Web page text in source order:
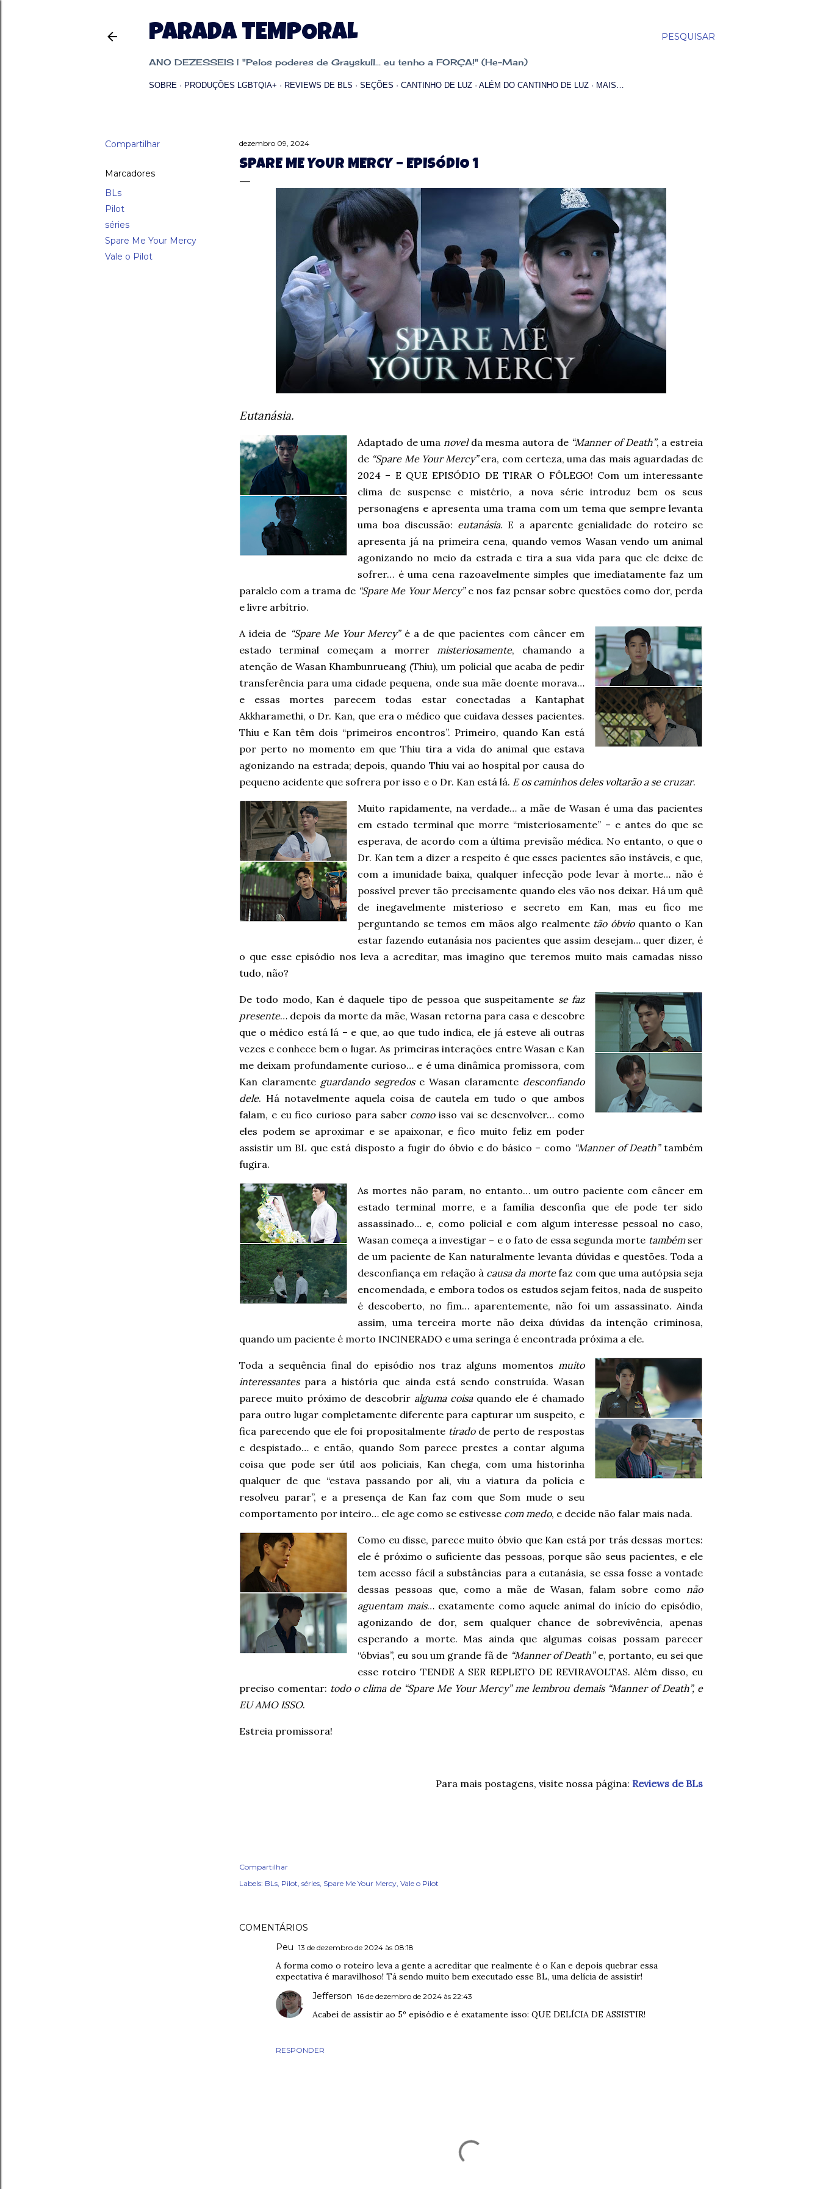
PESQUISAR
PARADA TEMPORAL
ANO DEZESSEIS | "Pelos poderes de Grayskull... eu tenho a FORÇA!" (He-Man)
SOBRE PRODUÇÕES LGBTQIA+ REVIEWS DE BLS SEÇÕES CANTINHO DE LUZ ALÉM DO CANTINHO DE LUZ MAIS…
Compartilhar
Marcadores
BLs
Pilot
séries
Spare Me Your Mercy
Vale o Pilot
dezembro 09, 2024
SPARE ME YOUR MERCY – EPISÓDIO 1
Eutanásia.
Adaptado de uma novelda mesma autora de “Manner of Death”, a estreia
de “Spare Me Your Mercy”era, com certeza, uma das mais aguardadas de
2024 – E QUE EPISÓDIO DE TIRAR O FÔLEGO! Com um interessante
clima de suspense e mistério, a nova série introduz bem os seus
personagens e apresenta uma trama com um tema que sempre levanta
uma boa discussão: eutanásia. E a aparente genialidade do roteiro se
apresenta já na primeira cena, quando vemos Wasan vendo um animal
agonizando no meio da estrada e tira a sua vida para que ele deixe de
sofrer… é uma cena razoavelmente simples que imediatamente faz um
paralelo com a trama de “Spare Me Your Mercy”e nos faz pensar sobre questões como dor, perda
e livre arbítrio.
A ideia de “Spare Me Your Mercy”é a de que pacientes com câncer em
estado terminal começam a morrermisteriosamente, chamando a
atenção de Wasan Khambunrueang (Thiu), um policial que acaba de pedir
transferência para uma cidade pequena, onde sua mãe doente morava…
e essas mortes parecem todas estar conectadas a Kantaphat
Akkharamethi, o Dr. Kan, que era o médico que cuidava desses pacientes.
Thiu e Kan têm dois “primeiros encontros”. Primeiro, quando Kan está
por perto no momento em que Thiu tira a vida do animal que estava
agonizando na estrada; depois, quando Thiu vai ao hospital por causa do
pequeno acidente que sofrera por isso e o Dr. Kan está lá. E os caminhos deles voltarão a se cruzar.
Muito rapidamente, na verdade… a mãe de Wasan é uma das pacientes
em estado terminal que morre “misteriosamente” – e antes do que se
esperava, de acordo com a última previsão médica. No entanto, o que o
Dr. Kan tem a dizer a respeito é que esses pacientes são instáveis, e que,
com a imunidade baixa, qualquer infecção pode levar à morte… não é
possível prever tão precisamente quando eles vão nos deixar. Há um quê
de inegavelmente misterioso e secreto em Kan, mas eu fico me
perguntando se temos em mãos algo realmente tão óbvioquanto o Kan
estar fazendo eutanásia nos pacientes que assim desejam… quer dizer, é
o que esse episódio nos leva a acreditar, mas imagino que teremos muito mais camadas nisso
tudo, não?
De todo modo, Kan é daquele tipo de pessoa que suspeitamente se faz
presente… depois da morte da mãe, Wasan retorna para casa e descobre
que o médico está lá – e que, ao que tudo indica, ele já esteve ali outras
vezes e conhece bem o lugar. As primeiras interações entre Wasan e Kan
me deixam profundamente curioso… e é uma dinâmica promissora, com
Kan claramente guardando segredose Wasan claramente desconfiando
dele. Há notavelmente aquela coisa de cautela em tudo o que ambos
falam, e eu fico curioso para saber comoisso vai se desenvolver… como
eles podem se aproximar e se apaixonar, e fico muito feliz em poder
assistir um BL que está disposto a fugir do óbvio e do básico – como “Manner of Death”também
fugira.
As mortes não param, no entanto… um outro paciente com câncer em
estado terminal morre, e a família desconfia que ele pode ter sido
assassinado… e, como policial e com algum interesse pessoal no caso,
Wasan começa a investigar – e o fato de essa segunda morte tambémser
de um paciente de Kan naturalmente levanta dúvidas e questões. Toda a
desconfiança em relação à causa da mortefaz com que uma autópsia seja
encomendada, e embora todos os estudos sejam feitos, nada de suspeito
é descoberto, no fim… aparentemente, não foi um assassinato. Ainda
assim, uma terceira morte não deixa dúvidas da intenção criminosa,
quando um paciente é morto INCINERADO e uma seringa é encontrada próxima a ele.
Toda a sequência final do episódio nos traz alguns momentos muito
interessantespara a história que ainda está sendo construída. Wasan
parece muito próximo de descobrir alguma coisaquando ele é chamado
para outro lugar completamente diferente para capturar um suspeito, e
fica parecendo que ele foi propositalmente tiradode perto de respostas
e despistado… e então, quando Som parece prestes a contar alguma
coisa que pode ser útil aos policiais, Kan chega, com uma historinha
qualquer de que “estava passando por ali, viu a viatura da polícia e
resolveu parar”, e a presença de Kan faz com que Som mude o seu
comportamento por inteiro… ele age como se estivesse com medo, e decide não falar mais nada.
Como eu disse, parece muito óbvio que Kan está por trás dessas mortes:
ele é próximo o suficiente das pessoas, porque são seus pacientes, e ele
tem acesso fácil a substâncias para a eutanásia, se essa fosse a vontade
dessas pessoas que, como a mãe de Wasan, falam sobre como não
aguentam mais… exatamente como aquele animal do início do episódio,
agonizando de dor, sem qualquer chance de sobrevivência, apenas
esperando a morte. Mas ainda que algumas coisas possam parecer
“óbvias”, eu sou um grande fã de “Manner of Death”e, portanto, eu sei que
esse roteiro TENDE A SER REPLETO DE REVIRAVOLTAS. Além disso, eu
preciso comentar: todo o clima de “Spare Me Your Mercy” me lembrou demais “Manner of Death”, e
EU AMO ISSO.
Estreia promissora!
Para mais postagens, visite nossa página: Reviews de BLs
Compartilhar
Labels: BLs Pilot séries Spare Me Your Mercy Vale o Pilot
COMENTÁRIOS
Peu 13 de dezembro de 2024 às 08:18
A forma como o roteiro leva a gente a acreditar que realmente é o Kan e depois quebrar essa
expectativa é maravilhoso! Tá sendo muito bem executado esse BL, uma delícia de assistir!
RESPONDER
Jefferson 16 de dezembro de 2024 às 22:43
Acabei de assistir ao 5º episódio e é exatamente isso: QUE DELÍCIA DE ASSISTIR!